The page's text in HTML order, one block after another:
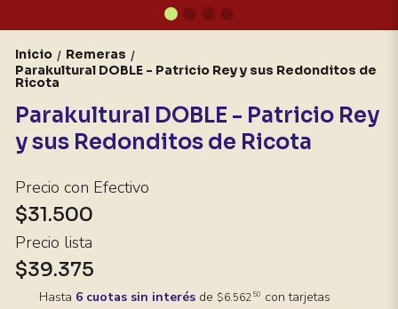
Inicio / Remeras /
Parakultural DOBLE - Patricio Rey y sus Redonditos de
Ricota
Parakultural DOBLE - Patricio Rey
y sus Redonditos de Ricota
Precio con Efectivo
$31.500
Precio lista
$39.375
Hasta 6 cuotas sin interésde $6.562 50 con tarjetas